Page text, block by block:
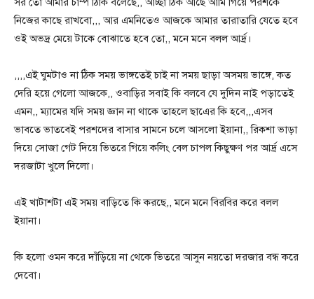
নিজের কাছে রাখবো,,, আর এমনিতেও আজকে আমার তারাতারি যেতে হবে
ওই অভদ্র মেয়ে টাকে বোঝাতে হবে তো,, মনে মনে বলল আর্দ্র।
,,,,এই ঘুমটাও না ঠিক সময় ভাঙ্গতেই চাই না সময় ছাড়া অসময় ভাঙ্গে, কত
দেরি হয়ে গেলো আজকে,, ওবাড়ির সবাই কি বলবে যে দুদিন নাই পড়াতেই
এমন,, ম্যামের যদি সময় জ্ঞান না থাকে তাহলে ছাএের কি হবে,,,এসব
ভাবতে ভাতবেই পরশদের বাসার সামনে চলে আসলো ইয়ানা,, রিকশা ভাড়া
দিয়ে সোজা গেট দিয়ে ভিতরে গিয়ে কলিং বেল চাপল কিছুক্ষণ পর আর্দ্র এসে
দরজাটা খুলে দিলো।
এই খাটাশটা এই সময় বাড়িতে কি করছে,, মনে মনে বিরবির করে বলল
ইয়ানা।
কি হলো ওমন করে দাঁড়িয়ে না থেকে ভিতরে আসুন নয়তো দরজার বন্ধ করে
দেবো।